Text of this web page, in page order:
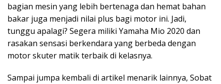
bagian mesin yang lebih bertenaga dan hemat bahan
bakar juga menjadi nilai plus bagi motor ini. Jadi,
tunggu apalagi? Segera miliki Yamaha Mio 2020 dan
rasakan sensasi berkendara yang berbeda dengan
motor skuter matik terbaik di kelasnya.
Sampai jumpa kembali di artikel menarik lainnya, Sobat